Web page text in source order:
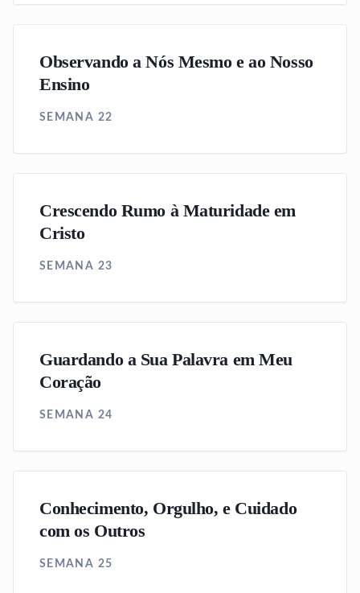
Observando a Nós Mesmo e ao Nosso
Ensino
SEMANA 22
Crescendo Rumo à Maturidade em
Cristo
SEMANA 23
Guardando a Sua Palavra em Meu
Coração
SEMANA 24
Conhecimento, Orgulho, e Cuidado
com os Outros
SEMANA 25